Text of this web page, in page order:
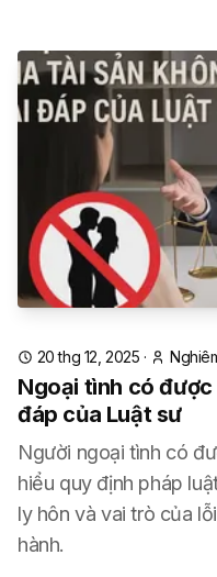
20 thg 12, 2025 ·
Ngoại tình có được
đáp của Luật sư
Người ngoại tình có
hiểu quy định pháp
ly hôn và vai trò của
hành.